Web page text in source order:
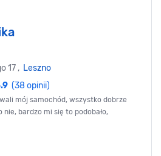
17 , Leszno
(38 opinii)
mój samochód, wszystko dobrze
bardzo mi się to podobało,